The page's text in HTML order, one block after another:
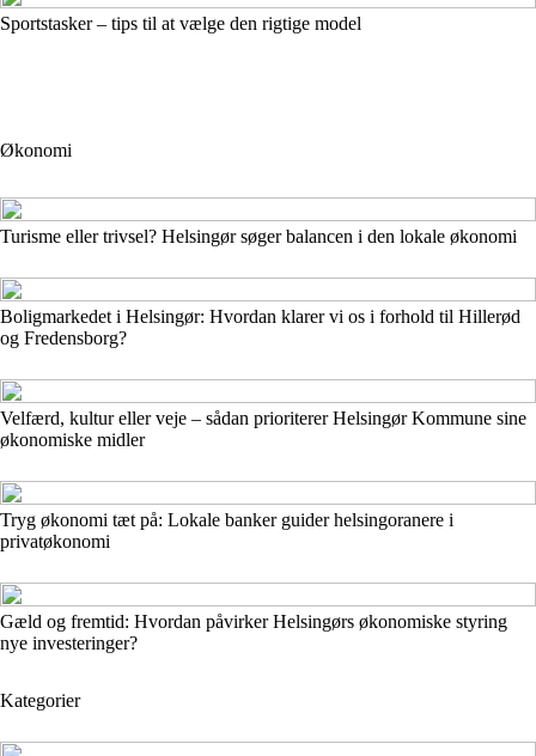
Sportstasker – tips til at vælge den rigtige model
Økonomi
Turisme eller trivsel? Helsingør søger balancen i den lokale økonomi
Boligmarkedet i Helsingør: Hvordan klarer vi os i forhold til Hillerød
og Fredensborg?
Velfærd, kultur eller veje – sådan prioriterer Helsingør Kommune sine
økonomiske midler
Tryg økonomi tæt på: Lokale banker guider helsingoranere i
privatøkonomi
Gæld og fremtid: Hvordan påvirker Helsingørs økonomiske styring
nye investeringer?
Kategorier